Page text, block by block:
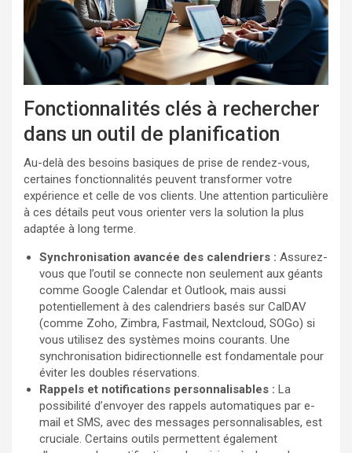
Fonctionnalités clés à rechercher
dans un outil de planification
Au-delà des besoins basiques de prise de rendez-vous,
certaines fonctionnalités peuvent transformer votre
expérience et celle de vos clients. Une attention particulière
à ces détails peut vous orienter vers la solution la plus
adaptée à long terme.
Synchronisation avancée des calendriers : Assurez-
vous que l’outil se connecte non seulement aux géants
comme Google Calendar et Outlook, mais aussi
potentiellement à des calendriers basés sur CalDAV
(comme Zoho, Zimbra, Fastmail, Nextcloud, SOGo) si
vous utilisez des systèmes moins courants. Une
synchronisation bidirectionnelle est fondamentale pour
éviter les doubles réservations.
Rappels et notifications personnalisables : La
possibilité d’envoyer des rappels automatiques par e-
mail et SMS, avec des messages personnalisables, est
cruciale. Certains outils permettent également